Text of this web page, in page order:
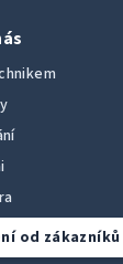
od zákazníků